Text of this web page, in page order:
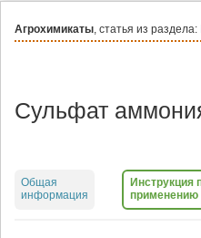
Агрохимикаты, статья из раздела:
Сульфат
Общая
информация
Инструкция
применению